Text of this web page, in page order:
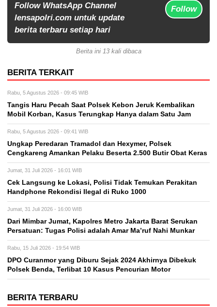
Follow WhatsApp Channel
lensapolri.com untuk update
berita terbaru setiap hari
Follow
Berita ini 13 kali dibaca
BERITA TERKAIT
Rabu, 5 Agustus 2026 - 09:45 WIB
Tangis Haru Pecah Saat Polsek Kebon Jeruk Kembalikan
Mobil Korban, Kasus Terungkap Hanya dalam Satu Jam
Rabu, 5 Agustus 2026 - 09:41 WIB
Ungkap Peredaran Tramadol dan Hexymer, Polsek
Cengkareng Amankan Pelaku Beserta 2.500 Butir Obat Keras
Jumat, 31 Juli 2026 - 16:01 WIB
Cek Langsung ke Lokasi, Polisi Tidak Temukan Perakitan
Handphone Rekondisi Ilegal di Ruko 1000
Jumat, 31 Juli 2026 - 16:00 WIB
Dari Mimbar Jumat, Kapolres Metro Jakarta Barat Serukan
Persatuan: Tugas Polisi adalah Amar Ma’ruf Nahi Munkar
Rabu, 15 Juli 2026 - 19:54 WIB
DPO Curanmor yang Diburu Sejak 2024 Akhirnya Dibekuk
Polsek Benda, Terlibat 10 Kasus Pencurian Motor
BERITA TERBARU